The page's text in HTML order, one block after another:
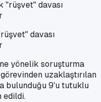
davası
yönelik soruşturma
uzaklaştırılan
bulunduğu 9'u tutuklu
edildi.